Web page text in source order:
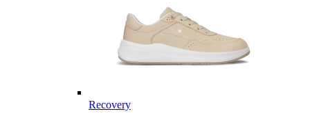
Recovery